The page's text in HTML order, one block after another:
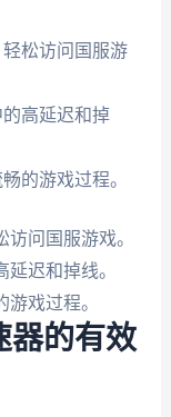
松访问国服游
高延迟和掉
的游戏过程。
问国服游戏。
迟和掉线。
戏过程。
器的有效